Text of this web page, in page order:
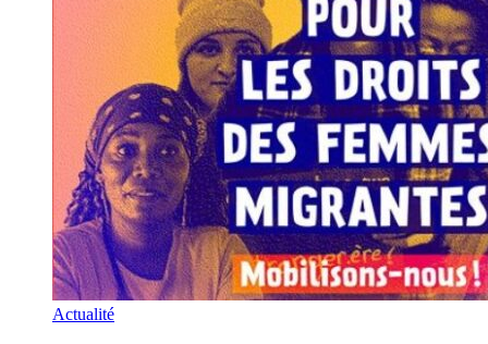
Actualité